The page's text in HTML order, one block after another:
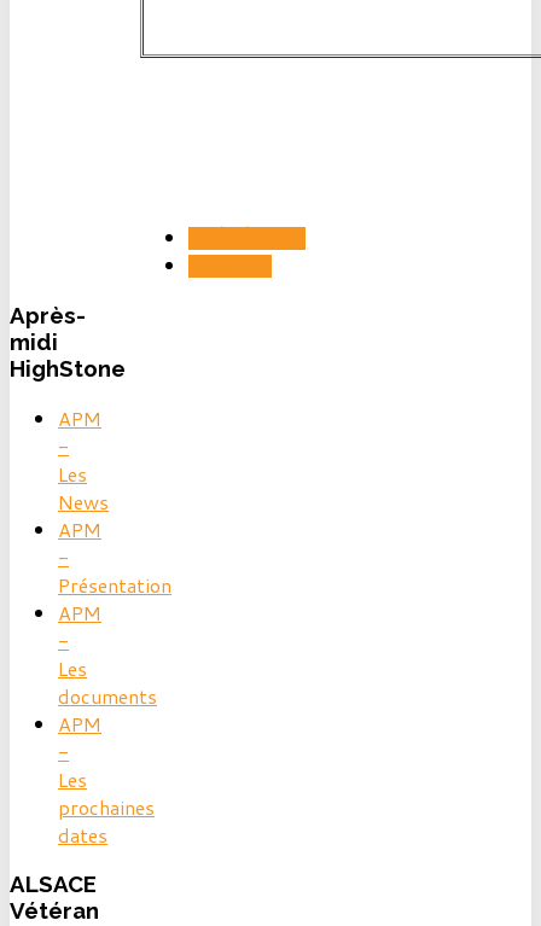
Après-
midi
HighStone
APM
-
Les
News
APM
-
Présentation
APM
-
Les
documents
APM
-
Les
prochaines
dates
ALSACE
Vétéran